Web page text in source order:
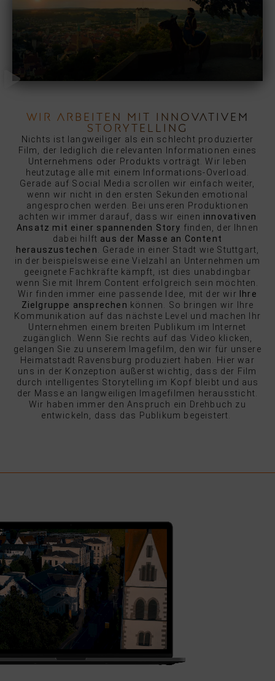
WIR ARBEITEN MIT INNOVATIVEM
STORYTELLING
Nichts ist langweiliger als ein schlecht produzierter
Film, der lediglich die relevanten Informationen eines
Unternehmens oder Produkts vorträgt. Wir leben
heutzutage alle mit einem Informations-Overload.
Gerade auf Social Media scrollen wir einfach weiter,
wenn wir nicht in den ersten Sekunden emotional
angesprochen werden. Bei unseren Produktionen
achten wir immer darauf, dass wir einen innovativen
Ansatz mit einer spannenden Story finden, der Ihnen
dabei hilft aus der Masse an Content
herauszustechen
. Gerade in einer Stadt wie Stuttgart,
in der beispielsweise eine Vielzahl an Unternehmen um
geeignete Fachkräfte kämpft, ist dies unabdingbar
wenn Sie mit Ihrem Content erfolgreich sein möchten.
Wir finden immer eine passende Idee, mit der wir
Ihre
Zielgruppe ansprechen können. So bringen wir Ihre
Kommunikation auf das nächste Level und machen Ihr
Unternehmen einem breiten Publikum im Internet
zugänglich. Wenn Sie rechts auf das Video klicken,
gelangen Sie zu unserem Imagefilm, den wir für unsere
Heimatstadt Ravensburg produziert haben. Hier war
uns in der Konzeption äußerst wichtig, dass der Film
durch intelligentes Storytelling im Kopf bleibt und aus
der Masse an langweiligen Imagefilmen heraussticht.
Wir haben immer den Anspruch ein Drehbuch zu
entwickeln, dass das Publikum begeistert.